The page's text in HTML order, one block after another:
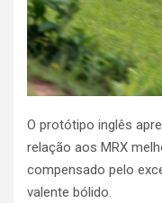
O protótipo inglês
relação aos MRX
compensado pelo
valente bólido.